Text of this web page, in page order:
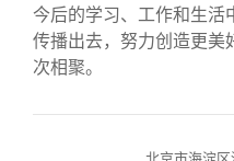
今后的学习、工作和生活
传播出去，努力创造更美
次相聚。